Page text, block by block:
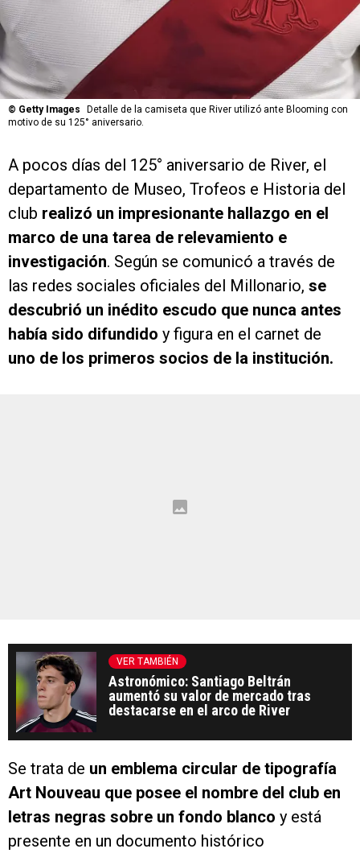
© Getty Images
Detalle de la camiseta que River utilizó ante Blooming con
motivo de su 125° aniversario.
A pocos días del 125° aniversario de River, el
departamento de Museo, Trofeos e Historia del
club realizó un impresionante hallazgo en el
marco de una tarea de relevamiento e
investigación. Según se comunicó a través de
las redes sociales oficiales del Millonario, se
descubrió un inédito escudo que nunca antes
había sido difundido y figura en el carnet de
uno de los primeros socios de la institución.
VER TAMBIÉN
Astronómico: Santiago Beltrán
aumentó su valor de mercado tras
destacarse en el arco de River
Se trata de un emblema circular de tipografía
Art Nouveau que posee el nombre del club en
letras negras sobre un fondo blanco y está
presente en un documento histórico